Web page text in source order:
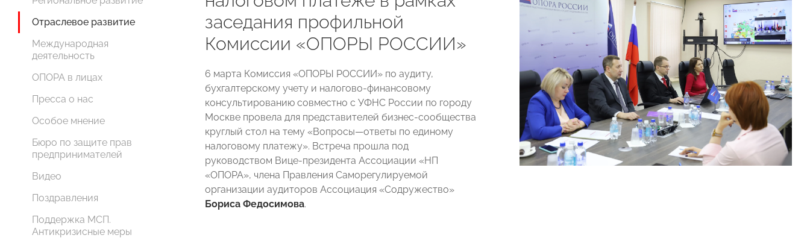
Отраслевое развитие
Международная
деятельность
ОПОРА в лицах
Пресса о нас
Особое мнение
Бюро по защите прав
предпринимателей
Видео
Поздравления
Поддержка МСП.
Антикризисные меры
заседания профильной
Комиссии «ОПОРЫ РОССИИ»
6 марта Комиссия «ОПОРЫ РОССИИ» по аудиту,
бухгалтерскому учету и налогово-финансовому
консультированию совместно с УФНС России по городу
Москве провела для представителей бизнес-сообщества
круглый стол на тему «Вопросы—ответы по единому
налоговому платежу». Встреча прошла под
руководством Вице-президента Ассоциации «НП
«ОПОРА», члена Правления Саморегулируемой
организации аудиторов Ассоциация «Содружество»
Бориса Федосимова.